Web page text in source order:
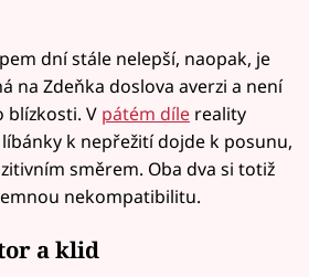
dní stále nelepší, naopak, je
na Zdeňka doslova averzi a není
blízkosti. V pátém díle reality
k nepřežití dojde k posunu,
směrem. Oba dva si totiž
nekompatibilitu.
a klid